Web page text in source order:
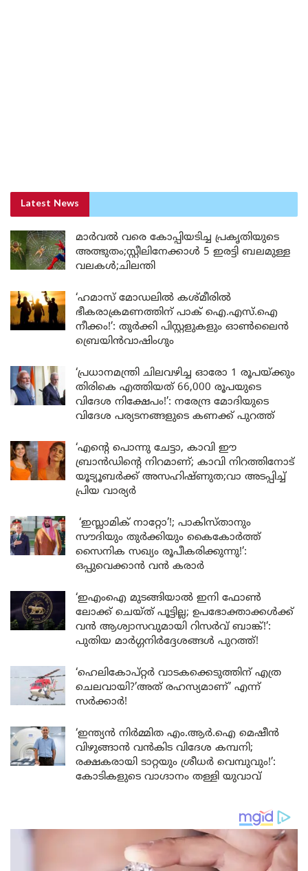
Latest News
മാർവൽ വരെ കോപ്പിയടിച്ച പ്രകൃതിയുടെ
അത്ഭുതം;സ്റ്റീലിനേക്കാൾ 5 ഇരട്ടി ബലമുള്ള
വലകൾ;ചിലന്തി
‘ഹമാസ് മോഡലിൽ കശ്മീരിൽ
ഭീകരാക്രമണത്തിന് പാക് ഐ.എസ്.ഐ
നീക്കം!’: തുർക്കി പിസ്റ്റളുകളും ഓൺലൈൻ
ബ്രെയിൻവാഷിംഗും
‘പ്രധാനമന്ത്രി ചിലവഴിച്ച ഓരോ 1 രൂപയ്ക്കും
തിരികെ എത്തിയത് 66,000 രൂപയുടെ
വിദേശ നിക്ഷേപം!’: നരേന്ദ്ര മോദിയുടെ
വിദേശ പര്യടനങ്ങളുടെ കണക്ക് പുറത്ത്
‘എന്റെ പൊന്നു ചേട്ടാ, കാവി ഈ
ബ്രാൻഡിന്റെ നിറമാണ്; കാവി നിറത്തിനോട്
യൂട്യൂബർക്ക് അസഹിഷ്ണുത;വാ അടപ്പിച്ച്
പ്രിയ വാര്യർ
‘ഇസ്ലാമിക് നാറ്റോ’!; പാകിസ്താനും
സൗദിയും തുർക്കിയും കൈകോർത്ത്
സൈനിക സഖ്യം രൂപീകരിക്കുന്നു!’:
ഒപ്പുവെക്കാൻ വൻ കരാർ
‘ഇഎംഐ മുടങ്ങിയാൽ ഇനി ഫോൺ
ലോക്ക് ചെയ്ത് പൂട്ടില്ല; ഉപഭോക്താക്കൾക്ക്
വൻ ആശ്വാസവുമായി റിസർവ് ബാങ്ക്!’:
പുതിയ മാർഗ്ഗനിർദ്ദേശങ്ങൾ പുറത്ത്!
‘ഹെലികോപ്റ്റർ വാടകക്കെടുത്തിന് എത്ര
ചെലവായി?’അത് രഹസ്യമാണ്’ എന്ന്
സർക്കാർ!
‘ഇന്ത്യൻ നിർമ്മിത എം.ആർ.ഐ മെഷീൻ
വിഴുങ്ങാൻ വൻകിട വിദേശ കമ്പനി;
രക്ഷകരായി ടാറ്റയും ശ്രീധർ വെമ്പുവും!’:
കോടികളുടെ വാഗ്ദാനം തള്ളി യുവാവ്